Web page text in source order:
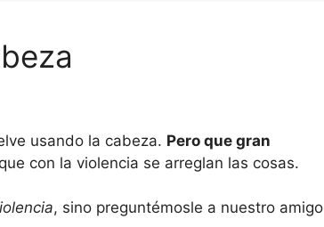
usando la cabeza. Pero que gran
con la violencia se arreglan las cosas.
, sino preguntémosle a nuestro amigo